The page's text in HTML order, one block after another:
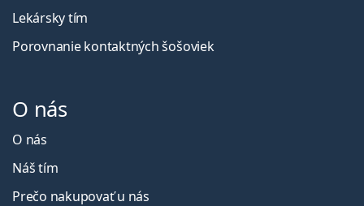
Lekársky tím
Porovnanie kontaktných šošoviek
O nás
O nás
Náš tím
Prečo nakupovať u nás